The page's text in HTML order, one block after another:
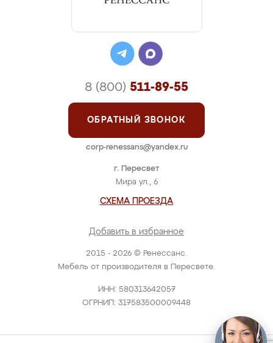
2015 - 2026 © Ренессанс.
Мебель от производителя в Пересвете.
ИНН: 580313642057
ОГРНИП: 317583500009448
г. Пересвет
Мира ул., 6
СХЕМА ПРОЕЗДА
Добавить в избранное
8 (800) 511-89-55
ОБРАТНЫЙ ЗВОНОК
corp-renessans@yandex.ru